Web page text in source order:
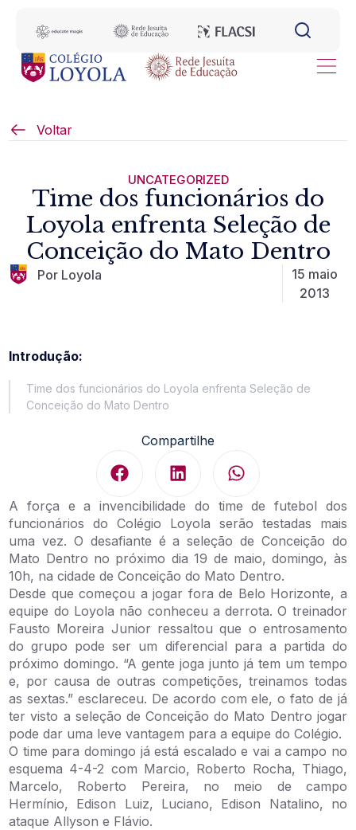
Voltar
UNCATEGORIZED
Time dos funcionários do
Loyola enfrenta Seleção de
Conceição do Mato Dentro
Por Loyola
15 maio
2013
Introdução:
Time dos funcionários do Loyola enfrenta Seleção de
Conceição do Mato Dentro
Compartilhe
A força e a invencibilidade do time de futebol dos
funcionários do Colégio Loyola serão testadas mais
uma vez. O desafiante é a seleção de Conceição do
Mato Dentro no próximo dia 19 de maio, domingo, às
10h, na cidade de Conceição do Mato Dentro.
Desde que começou a jogar fora de Belo Horizonte, a
equipe do Loyola não conheceu a derrota. O treinador
Fausto Moreira Junior ressaltou que o entrosamento
do grupo pode ser um diferencial para a partida do
próximo domingo. “A gente joga junto já tem um tempo
e, por causa de outras competições, treinamos todas
as sextas.” esclareceu. De acordo com ele, o fato de já
ter visto a seleção de Conceição do Mato Dentro jogar
pode dar uma leve vantagem para a equipe do Colégio.
O time para domingo já está escalado e vai a campo no
esquema 4-4-2 com Marcio, Roberto Rocha, Thiago,
Marcelo, Roberto Pereira, no meio de campo
Hermínio, Edison Luiz, Luciano, Edison Natalino, no
ataque Allyson e Flávio.